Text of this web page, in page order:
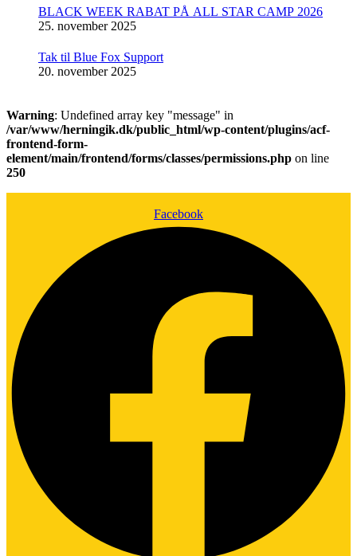
BLACK WEEK RABAT PÅ ALL STAR CAMP 2026
25. november 2025
Tak til Blue Fox Support
20. november 2025
Warning: Undefined array key "message" in
/var/www/herningik.dk/public_html/wp-content/plugins/acf-
frontend-form-
element/main/frontend/forms/classes/permissions.php on line
250
Facebook